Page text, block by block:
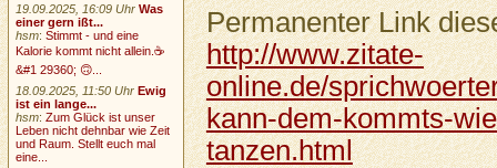
Permanenter Link
http://www.zitate-
online.de/
kann-dem-kommts-
tanzen.html
19.09.2025, 16:09 Uhr Was
einer gern ißt...
hsm:Stimmt - und eine
Kalorie kommt nicht allein.☕
&#1 29360; 🙃...
18.09.2025, 11:50 Uhr Ewig
ist ein lange...
hsm:Zum Glück ist unser
Leben nicht dehnbar wie Zeit
und Raum. Stellt euch mal
eine...